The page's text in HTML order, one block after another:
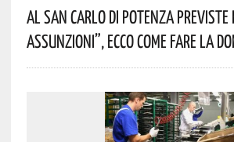
AL SAN CARLO DI POTENZA
ASSUNZIONI”, ECCO COME FARE LA